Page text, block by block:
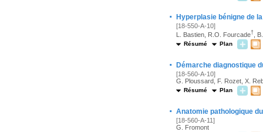
· Hyperplasie bénigne de
[18-550-A-10]
L. Bastien, R.O. Fourcade† ,
Résumé Plan
· Démarche diagnostique
[18-560-A-10]
G. Ploussard, F. Rozet, X.
Résumé Plan
· Anatomie pathologique
[18-560-A-11]
G. Fromont